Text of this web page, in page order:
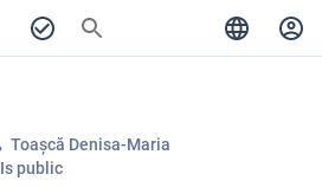
Toașcă Denisa-Maria
Is public